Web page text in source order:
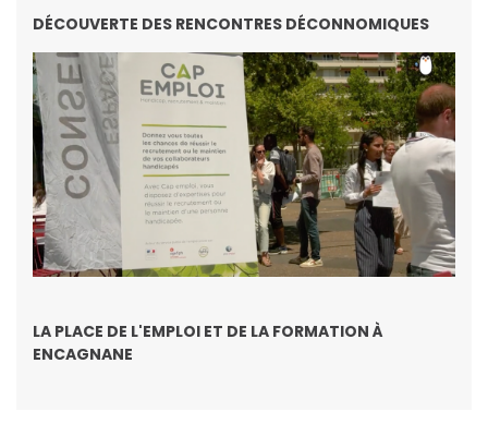
DÉCOUVERTE DES RENCONTRES DÉCONNOMIQUES
LA PLACE DE L'EMPLOI ET DE LA FORMATION À
ENCAGNANE